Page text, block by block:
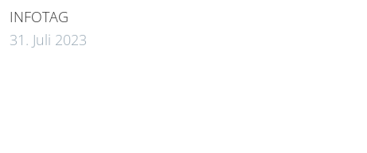
INFOTAG
31. Juli 2023